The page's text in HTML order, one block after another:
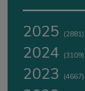
2025 (2881)
2024 (3109)
2023 (4667)